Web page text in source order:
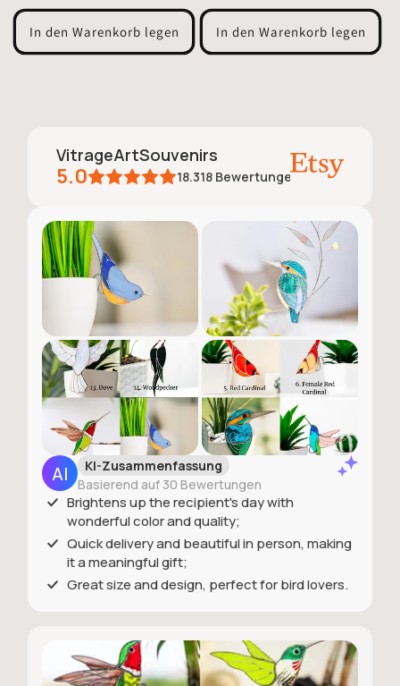
Preis
In den Warenkorb legen
Preis
In den Warenkorb legen
VitrageArtSouvenirs
5.0 18.318 Bewertungen
KI-Zusammenfassung
Basierend auf 30 Bewertungen
Brightens up the recipient's day with
wonderful color and quality;
Quick delivery and beautiful in person, making
it a meaningful gift;
Great size and design, perfect for bird lovers.